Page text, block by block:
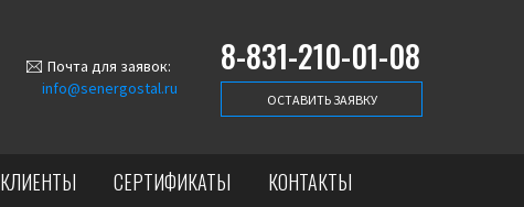
8-831-210-01-08
ОСТАВИТЬ ЗАЯВКУ
info@senergostal.ru
Почта для заявок:
КЛИЕНТЫ СЕРТИФИКАТЫ КОНТАКТЫ